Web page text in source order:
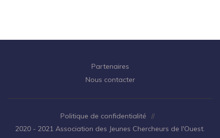
Partenaires
Nous contacter
Politique de confidentialité
//
2020 - 2021 Association des Jeunes Chercheurs de l'Ouest.